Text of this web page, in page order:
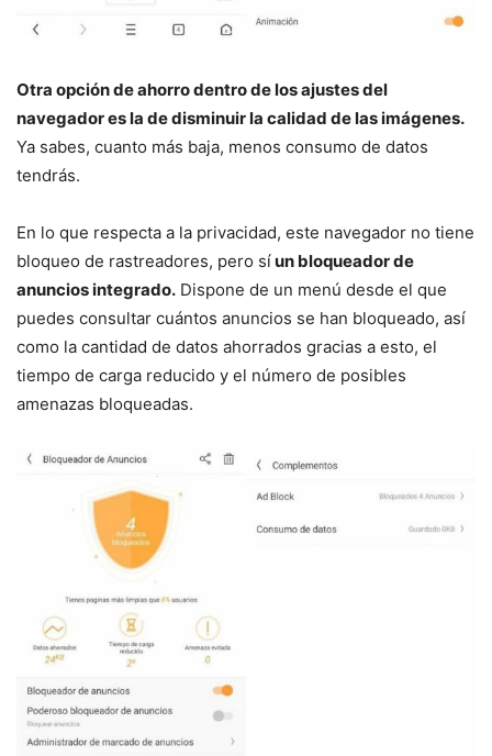
Otra opción de ahorro dentro de los ajustes del
navegador es la de disminuir la calidad de las imágenes.
Ya sabes, cuanto más baja, menos consumo de datos
tendrás.
En lo que respecta a la privacidad, este navegador no tiene
bloqueo de rastreadores, pero síun bloqueador de
anuncios integrado. Dispone de un menú desde el que
puedes consultar cuántos anuncios se han bloqueado, así
como la cantidad de datos ahorrados gracias a esto, el
tiempo de carga reducido y el número de posibles
amenazas bloqueadas.